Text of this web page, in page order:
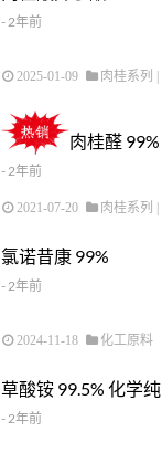
- 2年前
2025-01-09 肉桂系列 |
肉桂醛 99%
- 2年前
2021-07-20 肉桂系列
氯诺昔康 99%
- 2年前
2024-11-18 化工原料
草酸铵 99.5% 化学纯
- 2年前